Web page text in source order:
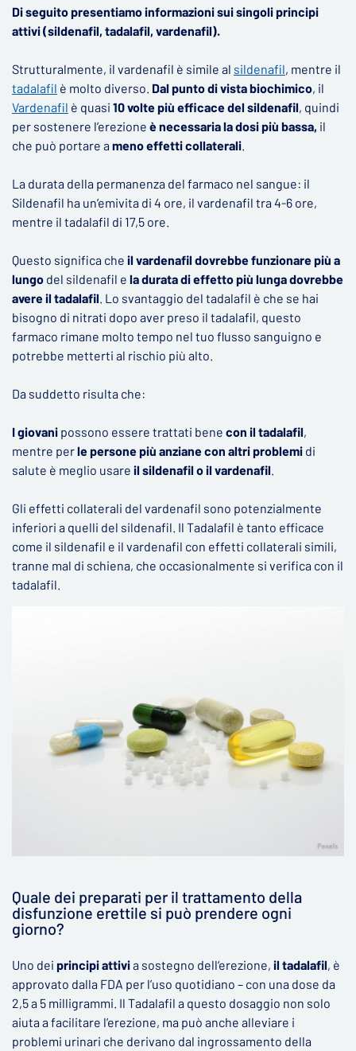
Di seguito presentiamo informazioni sui singoli principi
attivi (sildenafil, tadalafil, vardenafil).
Strutturalmente, il vardenafil è simile al sildenafil, mentre il
tadalafil è molto diverso. Dal punto di vista biochimico, il
Vardenafil è quasi 10 volte più efficace del sildenafil, quindi
per sostenere l’erezione è necessaria la dosi più bassa, il
che può portare a meno effetti collaterali.
La durata della permanenza del farmaco nel sangue: il
Sildenafil ha un’emivita di 4 ore, il vardenafil tra 4-6 ore,
mentre il tadalafil di 17,5 ore.
Questo significa che il vardenafil dovrebbe funzionare più a
lungo del sildenafil e la durata di effetto più lunga dovrebbe
avere il tadalafil. Lo svantaggio del tadalafil è che se hai
bisogno di nitrati dopo aver preso il tadalafil, questo
farmaco rimane molto tempo nel tuo flusso sanguigno e
potrebbe metterti al rischio più alto.
Da suddetto risulta che:
I giovani possono essere trattati bene con il tadalafil,
mentre perle persone più anziane con altri problemi di
salute è meglio usare il sildenafil o il vardenafil.
Gli effetti collaterali del vardenafil sono potenzialmente
inferiori a quelli del sildenafil. Il Tadalafil è tanto efficace
come il sildenafil e il vardenafil con effetti collaterali simili,
tranne mal di schiena, che occasionalmente si verifica con il
tadalafil.
Quale dei preparati per il trattamento della
disfunzione erettile si può prendere ogni
giorno?
Uno dei principi attivia sostegno dell‘erezione, il tadalafil, è
approvato dalla FDA per l’uso quotidiano – con una dose da
2,5 a 5 milligrammi. Il Tadalafil a questo dosaggio non solo
aiuta a facilitare l’erezione, ma può anche alleviare i
problemi urinari che derivano dal ingrossamento della